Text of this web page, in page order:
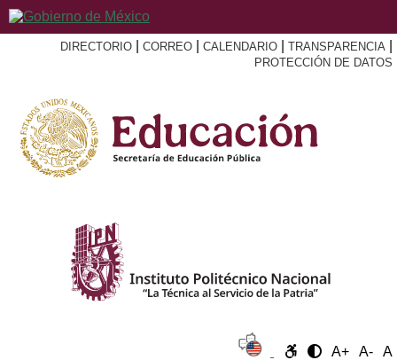
DIRECTORIO CORREO CALENDARIO TRANSPARENCIA
PROTECCIÓN DE DATOS
A+ A- A